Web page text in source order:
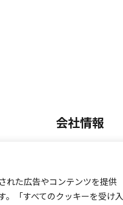
れた広告やコンテンツを提供
「すべてのクッキーを受け入
内
会社情報
事業内容
外商販売